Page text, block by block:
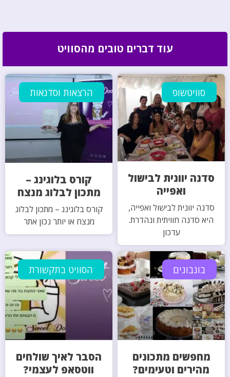
עוד דברים טובים מהסוויט
סוויטשופ
סדנה יוונית לבישול
ואפייה
סדנה יוונית לבישול ואפייה,
היא סדנה חוויתית ונהדרת.
עדכון
הרצאות וסדנאות
קורס בלוגינג –
מתכון לבלוג מנצח
קורס בלוגינג – מתכון לבלוג
מנצח או יותר נכון אתר
בונבונים
מחפשים מתכונים
מהירים וטעימים?
הסוויט בתקשורת
הסבר לאיך שולחים
ווטסאפ לעצמי?